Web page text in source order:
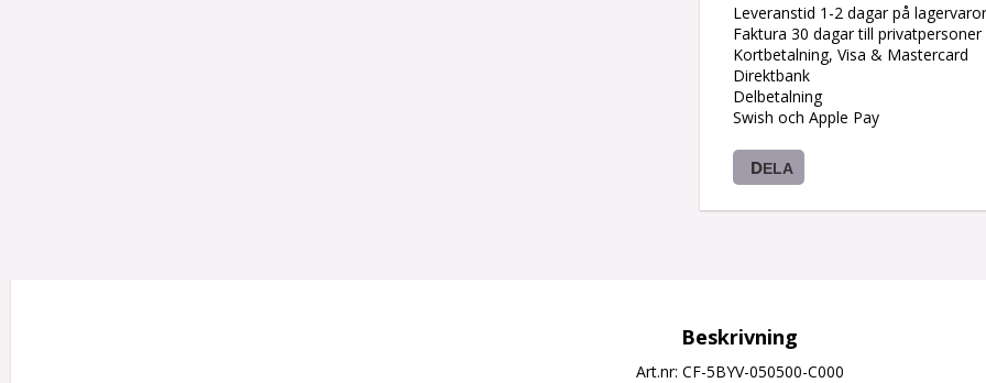
Leveranstid 1-2 dagar på lagervaror
Faktura 30 dagar till
Kortbetalning, Visa & Mastercard
Direktbank
Delbetalning
Swish och Apple Pay
DELA
Beskrivning
Art.nr: CF-5BYV-050500-C000